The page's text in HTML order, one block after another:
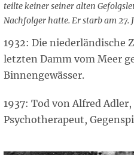
teilte keiner seiner alten
Nachfolger hatte. Er starb am 27.
1932: Die niederländische
letzten Damm vom Meer
Binnengewässer.
1937: Tod von Alfred
Psychotherapeut,